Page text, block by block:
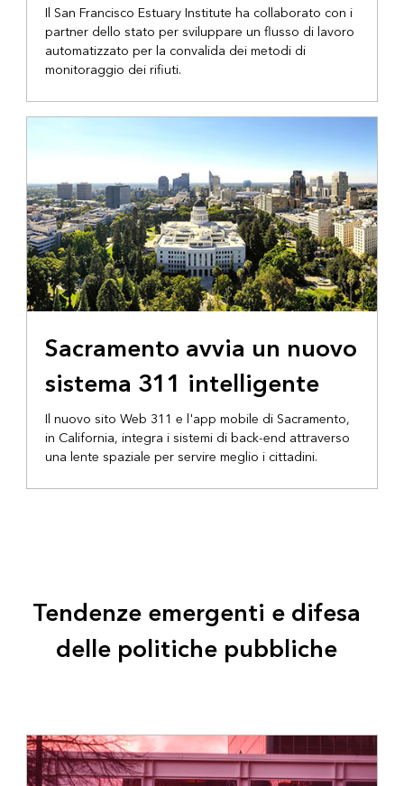
Il San Francisco Estuary Institute ha collaborato con i
partner dello stato per sviluppare un flusso di lavoro
automatizzato per la convalida dei metodi di
monitoraggio dei rifiuti.
Sacramento avvia un nuovo
sistema 311 intelligente
Il nuovo sito Web 311 e l'app mobile di Sacramento,
in California, integra i sistemi di back-end attraverso
una lente spaziale per servire meglio i cittadini.
Tendenze emergenti e difesa
delle politiche pubbliche